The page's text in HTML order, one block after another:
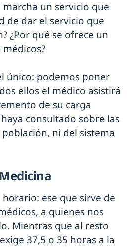
marcha un servicio que
de dar el servicio que
¿Por qué se ofrece un
único: podemos poner
ellos el médico asistirá
de su carga
consultado sobre las
ni del sistema
ese que sirve de
a quienes nos
Mientras que al resto
37,5 o 35 horas a la